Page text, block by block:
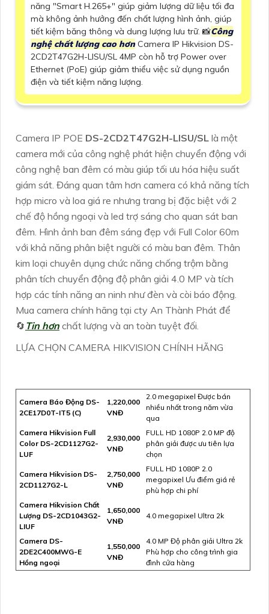
năng "Smart H.265+" giúp giảm lượng dữ liệu tối đa
mà không ảnh hưởng đến chất lượng hình ảnh, giúp
tiết kiệm băng thông và dung lượng lưu trữ. 📸Công
nghệ chất lượng cao hơnCamera IP Hikvision DS-
2CD2T47G2H-LISU/SL 4MP còn hỗ trợ Power over
Ethernet (PoE) giúp giảm thiểu việc sử dụng nguồn
điện và tiết kiệm năng lượng.
Camera IP POE DS-2CD2T47G2H-LISU/SL là một
camera mới của công nghệ phát hiện chuyển động với
công nghệ ban đêm có màu giúp tối ưu hóa hiệu suất
giám sát. Đáng quan tâm hơn camera có khả năng tích
hợp micro và loa giá re nhưng trang bị đặc biệt với 2
chế độ hồng ngoại và led trợ sáng cho quan sát ban
đêm. Hình ảnh ban đêm sáng đẹp với Full Color 60m
với khả năng phân biệt người có màu ban đêm. Thân
kim loại chuyên dụng chức năng chống trộm bằng
phân tích chuyển động độ phân giải 4.0 MP và tích
hợp các tính năng an ninh như đèn và còi báo động.
Mua camera chính hãng tại cty An Thành Phát để
🔄 Tin hơn chất lượng và an toàn tuyệt đối.
LỰA CHỌN CAMERA HIKVISION CHÍNH HÃNG
Camera Báo Động DS-
2CE17D0T-IT5 (C)
1,220,000
VNĐ
2.0 megapixel Được bán
nhiều nhất trong năm vừa
qua
Camera Hikvision Full
Color DS-2CD1127G2-
LUF
2,930,000
VNĐ
FULL HD 1080P 2.0 MP độ
phân giải được ưu tiên lựa
chọn
Camera Hikvision DS-
2CD1127G2-L
2,750,000
VNĐ
FULL HD 1080P 2.0
megapixel Ưu điểm giá rẻ
phù hợp chi phí
Camera Hikvision Chất
Lượng DS-2CD1043G2-
LIUF
1,650,000
VNĐ
4.0 megapixel Ultra 2k
Camera DS-
2DE2C400MWG-E
Hồng ngoại
1,550,000
VNĐ
4.0 MP Độ phân giải Ultra 2k
Phù hợp cho công trình gia
đình cửa hàng